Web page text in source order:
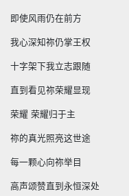
即使风雨仍在前方
我心深知祢仍掌王权
十字架下我立志跟随
直到看见祢荣耀显现
荣耀 荣耀归于主
祢的真光照亮这世途
每一颗心向祢举目
高声颂赞直到永恒深处